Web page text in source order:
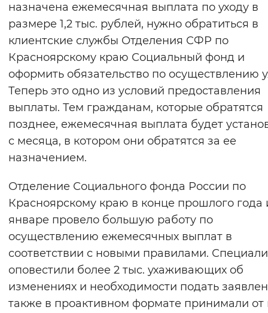
назначена ежемесячная выплата по уходу в
размере 1,2 тыс. рублей, нужно обратиться в
клиентские службы Отделения СФР по
Красноярскому краю Социальный фонд и
оформить обязательство по осуществлению
Теперь это одно из условий предоставления
выплаты. Тем гражданам, которые обратятся
позднее, ежемесячная выплата будет
с месяца, в котором они обратятся за ее
назначением.
Отделение Социального фонда России по
Красноярскому краю в конце прошлого года
январе провело большую работу по
осуществлению ежемесячных выплат в
соответствии с новыми правилами.
оповестили более 2 тыс. ухаживающих об
изменениях и необходимости подать
также в проактивном формате принимали от